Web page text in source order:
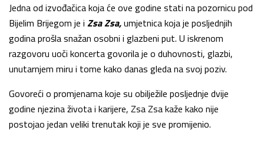
Jedna od izvođačica koja će ove godine stati na pozornicu pod
Bijelim Brijegom je i Zsa Zsa,umjetnica koja je posljednjih
godina prošla snažan osobni i glazbeni put. U iskrenom
razgovoru uoči koncerta govorila je o duhovnosti, glazbi,
unutarnjem miru i tome kako danas gleda na svoj poziv.
Govoreći o promjenama koje su obilježile posljednje dvije
godine njezina života i karijere, Zsa Zsa kaže kako nije
postojao jedan veliki trenutak koji je sve promijenio.